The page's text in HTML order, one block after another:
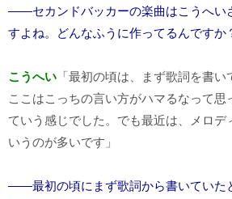
――セカンドバッカーの楽曲はこうへい
すよね。どんなふうに作ってるんですか
こうへい 「最初の頃は、まず歌詞を書い
ここはこっちの言い方がハマるなって思
ていう感じでした。でも最近は、メロデ
いうのが多いです」
――最初の頃にまず歌詞から書いていた